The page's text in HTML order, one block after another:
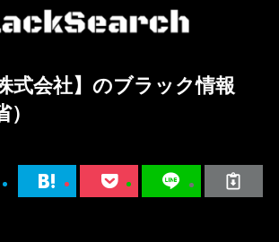
式会社】のブラック情報